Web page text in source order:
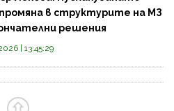
в структурите на МЗ
решения
| 13:45:29